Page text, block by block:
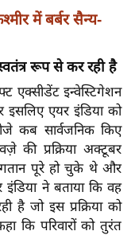
में बर्बर सैन्य-
रूप से कर रही है
एक्सीडेंट इन्वेस्टिगेशन
एयर इंडिया को
कब सार्वजनिक किए
की प्रक्रिया अक्टूबर
पूरे हो चुके थे और
ने बताया कि वह
है जो इस प्रक्रिया को
कि परिवारों को तुरंत